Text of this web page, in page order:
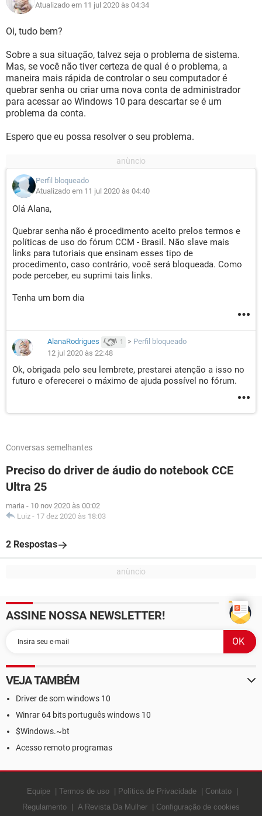
Atualizado em 11 jul 2020 às 04:34
Oi, tudo bem?
Sobre a sua situação, talvez seja o problema de sistema.
Mas, se você não tiver certeza de qual é o problema, a
maneira mais rápida de controlar o seu computador é
quebrar senha ou criar uma nova conta de administrador
para acessar ao Windows 10 para descartar se é um
problema da conta.
Espero que eu possa resolver o seu problema.
Perfil bloqueado
Atualizado em 11 jul 2020 às 04:40
Olá Alana,
Quebrar senha não é procedimento aceito prelos termos e
políticas de uso do fórum CCM - Brasil. Não slave mais
links para tutoriais que ensinam esses tipo de
procedimento, caso contrário, você será bloqueada. Como
pode perceber, eu suprimi tais links.
Tenha um bom dia
AlanaRodrigues 1 > Perfil bloqueado
12 jul 2020 às 22:48
Ok, obrigada pelo seu lembrete, prestarei atenção a isso no
futuro e oferecerei o máximo de ajuda possível no fórum.
Conversas semelhantes
Preciso do driver de áudio do notebook CCE
Ultra 25
maria - 10 nov 2020 às 00:02
Luiz - 17 dez 2020 às 18:03
2 Respostas
ASSINE NOSSA NEWSLETTER!
VEJA TAMBÉM
Driver de som windows 10
Winrar 64 bits português windows 10
$Windows.~bt
Acesso remoto programas
Equipe Termos de uso Política de Privacidade
Contato
Regulamento
A Revista Da Mulher Configuração de cookies